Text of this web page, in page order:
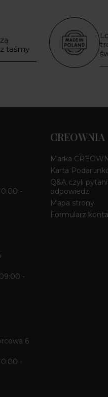
taśmy
-
-
6
-
CREOWNIA
Marka
Karta
Q&A czyli
odpowiedzi
Mapa strony
Formularz